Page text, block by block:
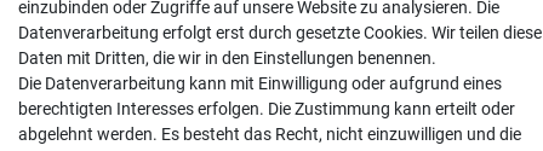
0481 8565-0
Mo. - Do. 08:00 - 17:00 | Fr. 8:00 - 15:00
Anrufe aus dem dt. Festnetz zum Ortstarif, Preise aus dem Mobilfunknetz ggf.
abweichend (abhängig vom Provider).
einzubinden oder Zugriffe auf unsere Website zu analysieren. Die
Datenverarbeitung erfolgt erst durch gesetzte Cookies. Wir teilen diese
Daten mit Dritten, die wir in den Einstellungen benennen.
Die Datenverarbeitung kann mit Einwilligung oder aufgrund eines
berechtigten Interesses erfolgen. Die Zustimmung kann erteilt oder
abgelehnt werden. Es besteht das Recht, nicht einzuwilligen und die